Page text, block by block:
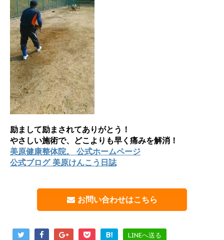
励まして励まされてありがとう！
やさしい施術で、どこよりも早く痛みを解消！
美原健康整体院。 公式ホームページ
公式ブログ 美原けんこう日誌
お問い合わせはこちら
B! LINEへ送る